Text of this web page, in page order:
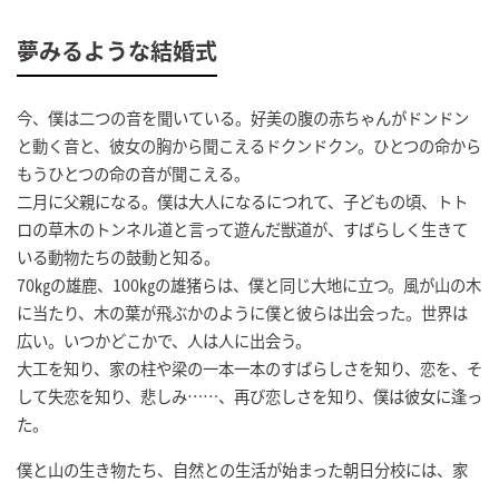
夢みるような結婚式
今、僕は二つの音を聞いている。好美の腹の赤ちゃんがドンドン
と動く音と、彼女の胸から聞こえるドクンドクン。ひとつの命から
もうひとつの命の音が聞こえる。
二月に父親になる。僕は大人になるにつれて、子どもの頃、トト
ロの草木のトンネル道と言って遊んだ獣道が、すばらしく生きて
いる動物たちの鼓動と知る。
70㎏の雄鹿、100㎏の雄猪らは、僕と同じ大地に立つ。風が山の木
に当たり、木の葉が飛ぶかのように僕と彼らは出会った。世界は
広い。いつかどこかで、人は人に出会う。
大工を知り、家の柱や梁の一本一本のすばらしさを知り、恋を、そ
して失恋を知り、悲しみ……、再び恋しさを知り、僕は彼女に逢っ
た。
僕と山の生き物たち、自然との生活が始まった朝日分校には、家